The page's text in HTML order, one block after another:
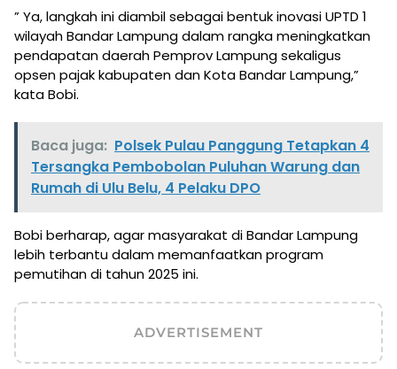
” Ya, langkah ini diambil sebagai bentuk inovasi UPTD 1
wilayah Bandar Lampung dalam rangka meningkatkan
pendapatan daerah Pemprov Lampung sekaligus
opsen pajak kabupaten dan Kota Bandar Lampung,”
kata Bobi.
Baca juga: Polsek Pulau Panggung Tetapkan 4
Tersangka Pembobolan Puluhan Warung dan
Rumah di Ulu Belu, 4 Pelaku DPO
Bobi berharap, agar masyarakat di Bandar Lampung
lebih terbantu dalam memanfaatkan program
pemutihan di tahun 2025 ini.
ADVERTISEMENT